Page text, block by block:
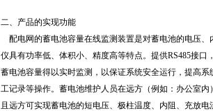
二、产品的实现功能
配电网的蓄电池容量在线监测装置是对蓄电池的电压
仪具有功率低、体积小、精度高等特点。提供RS485接口
蓄电池容量得以实时监测，以保证系统安全运行，提高
工记录等操作。蓄电池维护人员在远方（例如：办公室
且远方可实现蓄电池的短电压、极柱温度、内阻、充放